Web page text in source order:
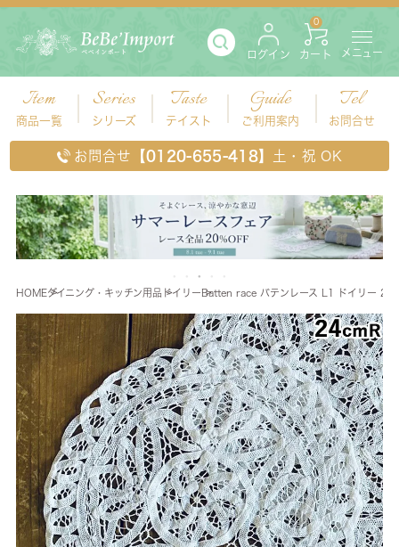
ログイン カート
0
メニュー
Item
商品一覧
Series
シリーズ
Taste
テイスト
Guide
ご利用案内
Tel
お問合せ
お問合せ 【0120-655-418】 土・祝 OK
HOMEダイニング・キッチン用品 ドイリーBatten race バテンレース L1 ドイリー